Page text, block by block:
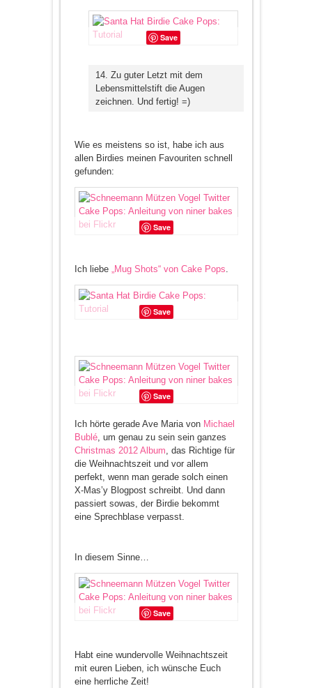
Save
14. Zu guter Letzt mit dem
Lebensmittelstift die Augen
zeichnen. Und fertig! =)
Wie es meistens so ist, habe ich aus
allen Birdies meinen Favouriten schnell
gefunden:
Save
Ich liebe „Mug Shots“ von Cake Pops.
Save
Save
Ich hörte gerade Ave Maria von Michael
Bublé, um genau zu sein sein ganzes
Christmas 2012 Album, das Richtige für
die Weihnachtszeit und vor allem
perfekt, wenn man gerade solch einen
X-Mas’y Blogpost schreibt. Und dann
passiert sowas, der Birdie bekommt
eine Sprechblase verpasst.
In diesem Sinne…
Save
Habt eine wundervolle Weihnachtszeit
mit euren Lieben, ich wünsche Euch
eine herrliche Zeit!